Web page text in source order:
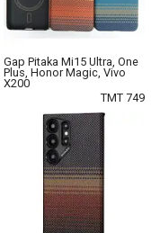
Gap Pitaka Mi15 Ultra, One
Plus, Honor Magic, Vivo
X200
TMT 749